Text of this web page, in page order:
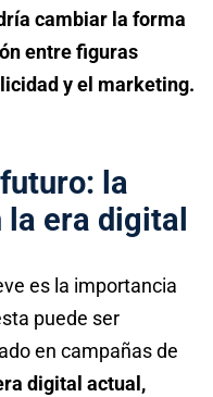
cambiar la forma
entre figuras
y el marketing.
la
era digital
es la importancia
puede ser
en campañas de
digital actual,